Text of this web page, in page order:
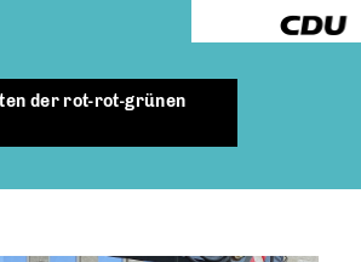
der rot-rot-grünen